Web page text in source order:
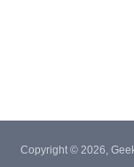
Copyright © 2026,